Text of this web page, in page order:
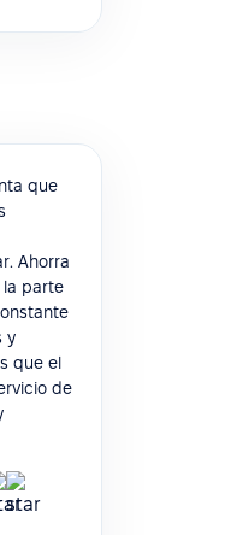
que
Ahorra
la parte
y
que el
de